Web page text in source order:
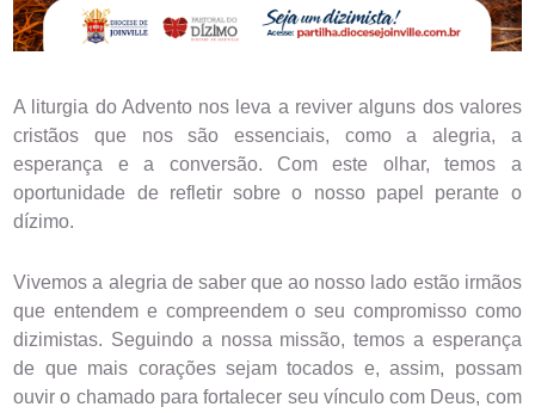
A liturgia do Advento nos leva a reviver alguns dos valores
cristãos que nos são essenciais, como a alegria, a
esperança e a conversão. Com este olhar, temos a
oportunidade de refletir sobre o nosso papel perante o
dízimo.
Vivemos a alegria de saber que ao nosso lado estão irmãos
que entendem e compreendem o seu compromisso como
dizimistas. Seguindo a nossa missão, temos a esperança
de que mais corações sejam tocados e, assim, possam
ouvir o chamado para fortalecer seu vínculo com Deus, com